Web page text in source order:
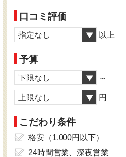
口コミ評価
指定なし 以上
予算
下限なし ～
上限なし 円
こだわり条件
格安（1,000円以下）
24時間営業、深夜営業